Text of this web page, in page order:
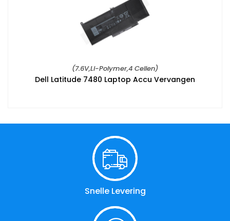
(7.6V,Li-Polymer,4 Cellen)
Dell Latitude 7480 Laptop Accu Vervangen
Snelle Levering